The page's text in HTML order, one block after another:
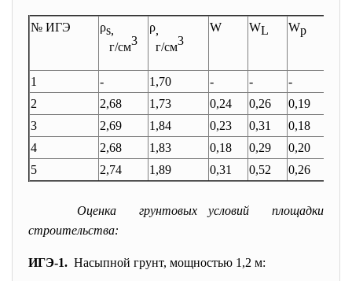
№ ИГЭ ρs,
г/см3
ρ,
г/см3
W WL Wp
1 - 1,70 - - -
2
2,68 1,73 0,24 0,26 0,19
3
2,69 1,84 0,23 0,31 0,18
4
2,68 1,83 0,18 0,29 0,20
5
2,74 1,89 0,31 0,52 0,26
Оценка грунтовых условий площадки
строительства:
ИГЭ-1. Насыпной грунт, мощностью 1,2 м: